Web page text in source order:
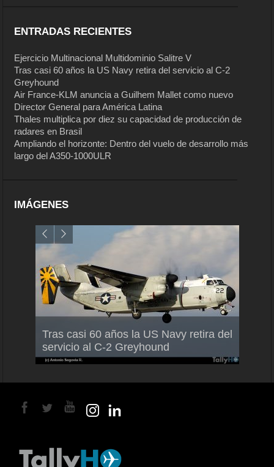
ENTRADAS RECIENTES
Ejercicio Multinacional Multidominio Salitre V
Tras casi 60 años la US Navy retira del servicio al C-2
Greyhound
Air France-KLM anuncia a Guilhem Mallet como nuevo
Director General para América Latina
Thales multiplica por diez su capacidad de producción de
radares en Brasil
Ampliando el horizonte: Dentro del vuelo de desarrollo más
largo del A350-1000ULR
IMÁGENES
Tras casi 60 años la US Navy retira del
servicio al C-2 Greyhound